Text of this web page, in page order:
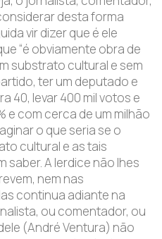
desta forma
vir dizer que é ele
“é obviamente obra de
substrato cultural e sem
ter um deputado e
40, levar 400 mil votos e
e com cerca de um milhão
o que seria se o
cultural e as tais
saber. A lerdice não lhes
nem nas
continua adiante na
ou comentador, ou
(André Ventura) não